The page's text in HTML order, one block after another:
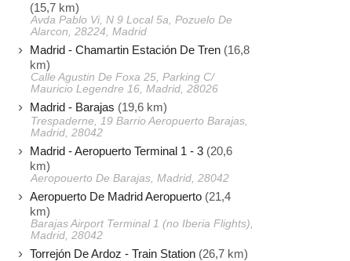
(15,7 km)
Avda Pablo Vi, N 9 Local 5a, Pozuelo De
Alarcon, 28224, Madrid
Madrid - Chamartin Estación De Tren (16,8
km)
Calle Agustin De Foxa 25, Parking C/
Mauricio Legendre 16, Madrid, 28026
Madrid - Barajas (19,6 km)
Trespaderne, 19 Barrio Aeropuerto Barajas,
Madrid, 28042
Madrid - Aeropuerto Terminal 1 - 3 (20,6
km)
Aeropouerto De Barajas, Madrid, 28042
Aeropuerto De Madrid Aeropuerto (21,4
km)
Barajas Airport Terminal 1 (no Iberia Flights),
Madrid, 28042
Torrejón De Ardoz - Train Station (26,7 km)